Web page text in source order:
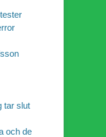
tar slut
och de